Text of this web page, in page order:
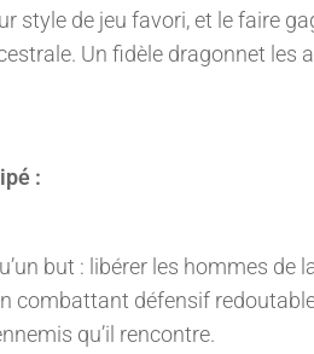
style de jeu favori, et le faire
Un fidèle dragonnet les
:
but : libérer les hommes de
combattant défensif
qu’il rencontre.